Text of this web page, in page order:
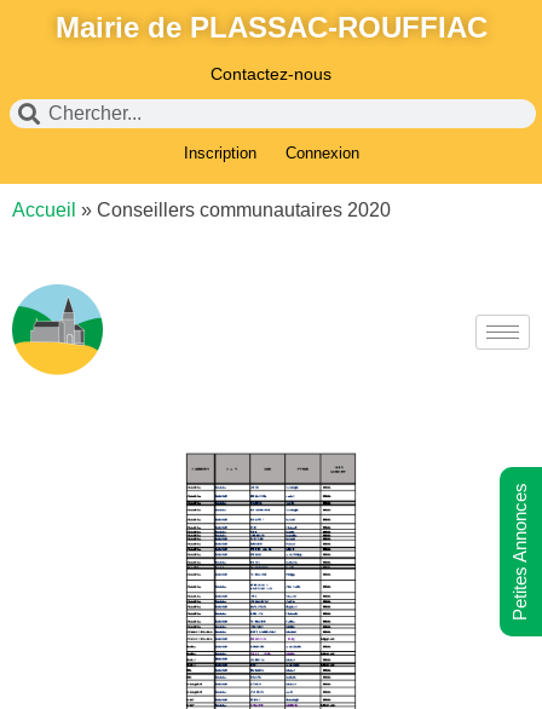
Mairie de PLASSAC-ROUFFIAC
Contactez-nous
Inscription Connexion
Accueil » Conseillers communautaires 2020
Petites Annonces